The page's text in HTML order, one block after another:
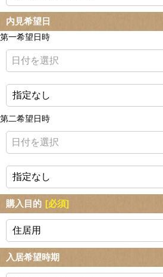
内見希望日
第一希望日時
第二希望日時
購入目的 [必須]
入居希望時期